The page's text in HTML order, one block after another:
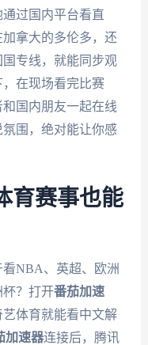
过国内平台看直
拿大的多伦多，还
专线，就能同步观
在现场看完比赛
国内朋友一起在线
围，绝对能让你感
育赛事也能
NBA、英超、欧洲
？打开番茄加速
体育就能看中文解
加速器连接后，腾讯